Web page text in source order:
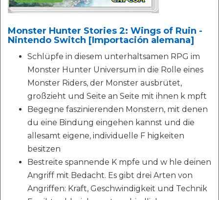
Monster Hunter Stories 2: Wings of Ruin -
Nintendo Switch [Importación alemana]
Schlüpfe in diesem unterhaltsamen RPG im
Monster Hunter Universum in die Rolle eines
Monster Riders, der Monster ausbrütet,
großzieht und Seite an Seite mit ihnen k mpft
Begegne faszinierenden Monstern, mit denen
du eine Bindung eingehen kannst und die
allesamt eigene, individuelle F higkeiten
besitzen
Bestreite spannende K mpfe und w hle deinen
Angriff mit Bedacht. Es gibt drei Arten von
Angriffen: Kraft, Geschwindigkeit und Technik